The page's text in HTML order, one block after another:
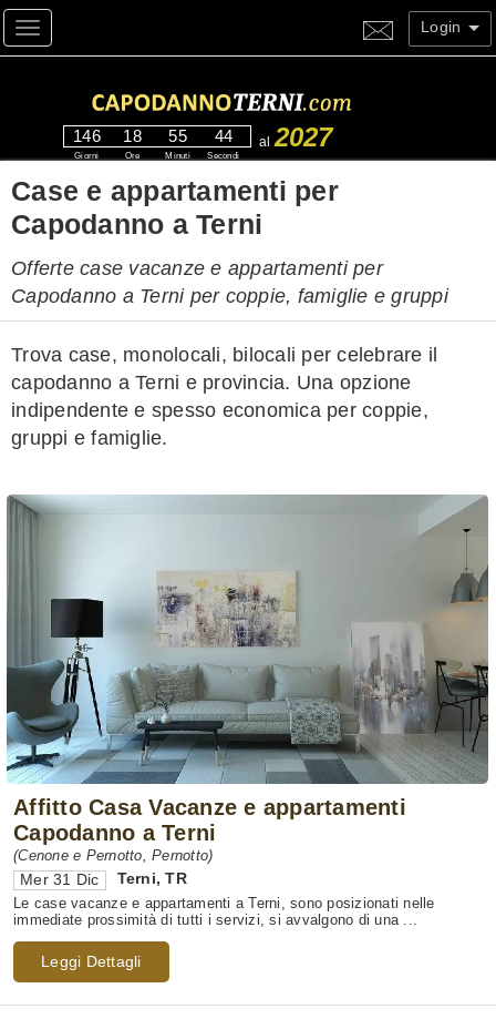
Toggle navigation Login
146
Giorni
18
Ore
55
Minuti
44
Secondi
al 2027
Case e appartamenti per
Capodanno a Terni
Offerte case vacanze e appartamenti per
Capodanno a Terni per coppie, famiglie e gruppi
Trova case, monolocali, bilocali per celebrare il
capodanno a Terni e provincia. Una opzione
indipendente e spesso economica per coppie,
gruppi e famiglie.
Affitto Casa Vacanze e appartamenti
Capodanno a Terni
(Cenone e Pernotto, Pernotto)
Mer 31 Dic Terni,TR
Le case vacanze e appartamenti a Terni, sono posizionati nelle
immediate prossimità di tutti i servizi, si avvalgono di una ...
Leggi Dettagli